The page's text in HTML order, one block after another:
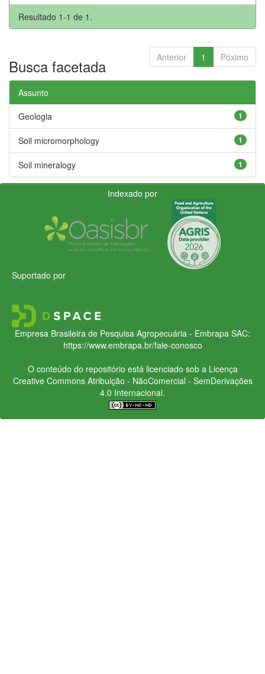
Resultado 1-1 de 1.
Anterior 1 Póximo
Busca facetada
Assunto
1
Geologia
1
Soil micromorphology
1
Soil mineralogy
Indexado por
Suportado por
Empresa Brasileira de Pesquisa Agropecuária - Embrapa SAC:
https://www.embrapa.br/fale-conosco
O conteúdo do repositório está licenciado sob a Licença
Creative CommonsAtribuição - NãoComercial - SemDerivações
4.0 Internacional.